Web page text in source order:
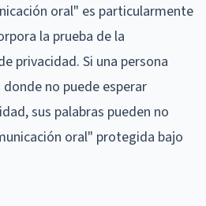
oral" es particularmente
la prueba de la
privacidad. Si una persona
no puede esperar
sus palabras pueden no
oral" protegida bajo